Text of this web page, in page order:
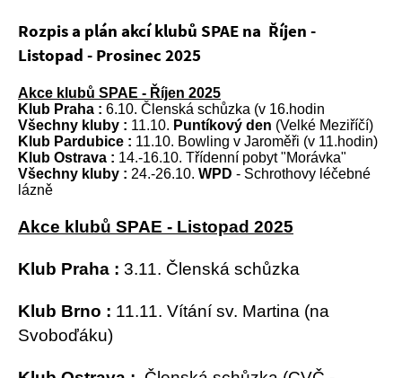
Rozpis a plán akcí klubů SPAE na Říjen -
Listopad - Prosinec 2025
Akce klubů SPAE - Říjen 2025
Klub Praha : 6.10. Členská schůzka (v 16.hodin
Všechny kluby : 11.10. Puntíkový den (Velké Meziříčí)
Klub Pardubice : 11.10. Bowling v Jaroměři (v 11.hodin)
Klub Ostrava : 14.-16.10. Třídenní pobyt "Morávka"
Všechny kluby : 24.-26.10. WPD - Schrothovy léčebné
lázně
Akce klubů SPAE - Listopad 2025
Klub Praha : 3.11. Členská schůzka
Klub Brno : 11.11. Vítání sv. Martina (na
Svoboďáku)